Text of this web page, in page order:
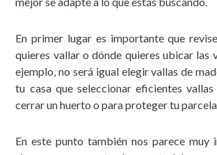
En primer lugar es importante que
quieres vallar o dónde quieres ubicar las
ejemplo, no será igual elegir vallas de
tu casa que seleccionar eficientes
cerrar un huerto o para proteger tu
En este punto también nos parece muy